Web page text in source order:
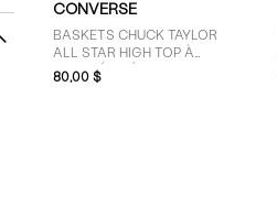
CONVERSE
BASKETS CHUCK TAYLOR
ALL STAR HIGH TOP À
IMPRIMÉ GUÉPARD BRUNES
ET NOIRES
80,00 $